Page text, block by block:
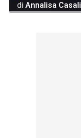
diAnnalisa Casali